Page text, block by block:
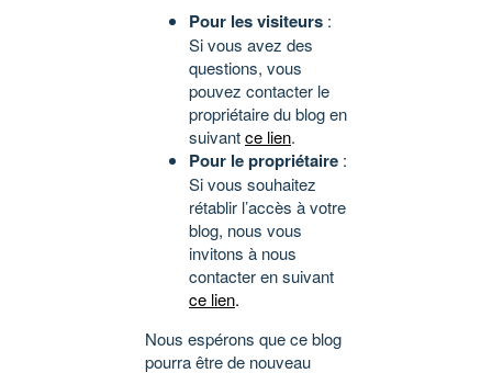
Pour les visiteurs :
Si vous avez des
questions, vous
pouvez contacter le
propriétaire du blog en
suivantce lien.
Pour le propriétaire :
Si vous souhaitez
rétablir l’accès à votre
blog, nous vous
invitons à nous
contacter en suivant
ce lien.
Nous espérons que ce blog
pourra être de nouveau